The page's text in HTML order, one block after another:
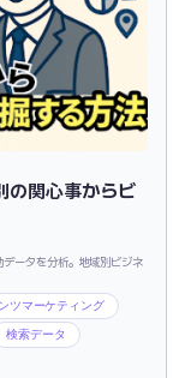
関心事からビ
ータを分析。地域別ビジネ
ツマーケティング
検索データ